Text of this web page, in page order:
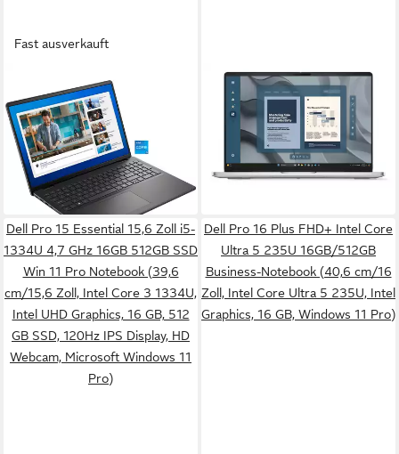
Fast ausverkauft
Dell 16 (9FDNT), Notebook
Notebook
16 Zoll Bildschirmdiagonale
16 GB Arbeitsspeicher
ab 951,70 €
27,63 €mtl. in 48 Raten
in 2-3 Werktagen bei dir
DELL
Dell Pro 16 P112W Notebook
16 GB Arbeitsspeicher
512 GB Speicherkapazität
1.246,24 €
36,18 €mtl. in 48 Raten
in 4-5 Werktagen bei dir
Dell Pro 15 Essential 15,6 Zoll i5-
1334U 4,7 GHz 16GB 512GB SSD
Win 11 Pro Notebook (39,6
cm/15,6 Zoll, Intel Core 3 1334U,
Intel UHD Graphics, 16 GB, 512
GB SSD, 120Hz IPS Display, HD
Webcam, Microsoft Windows 11
Pro)
Dell Pro 16 Plus FHD+ Intel Core
Ultra 5 235U 16GB/512GB
Business-Notebook (40,6 cm/16
Zoll, Intel Core Ultra 5 235U, Intel
Graphics, 16 GB, Windows 11 Pro)